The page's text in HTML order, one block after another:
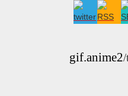
gif.anime2